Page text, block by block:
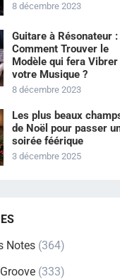
8 décembre 2023
Guitare à Résonateur :
Comment Trouver le
Modèle qui fera Vibrer
votre Musique ?
8 décembre 2023
Les plus beaux
de Noël pour passer
soirée féérique
3 décembre 2025
Notes (364)
(333)